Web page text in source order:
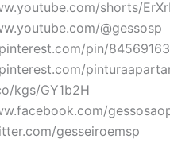
shorts/
@gessosp
pin/
kgs/GY1b2H
gesseiroemsp